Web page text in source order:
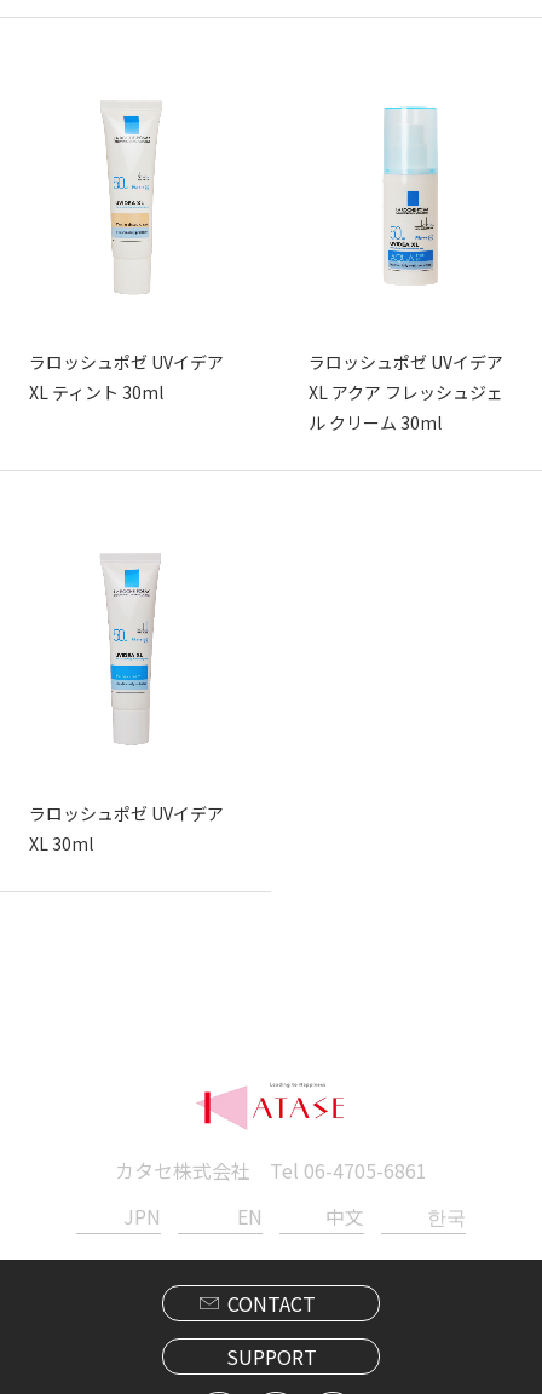
ラロッシュポゼ UVイデア
XL ティント 30ml
ラロッシュポゼ UVイデア
XL アクア フレッシュジェ
ル クリーム 30ml
ラロッシュポゼ UVイデア
XL 30ml
カタセ株式会社 Tel 06-4705-6861
JPN
EN 中文 한국
CONTACT
SUPPORT